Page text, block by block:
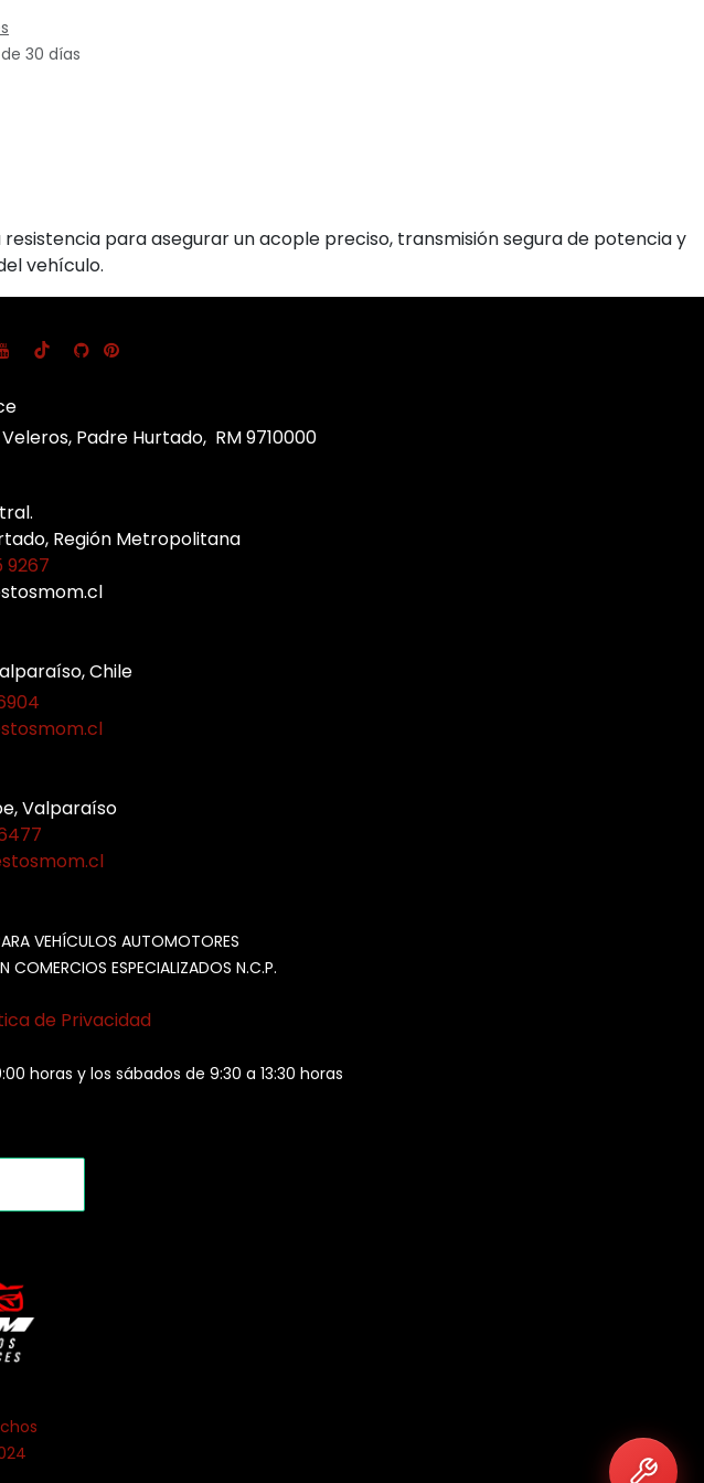
30 días
para asegurar un acople preciso, transmisión segura de potencia y
vehículo.
Padre Hurtado, RM 9710000
Región Metropolitana
9267
Chile
Valparaíso
VEHÍCULOS AUTOMOTORES
COMERCIOS ESPECIALIZADOS N.C.P.
de Privacidad
horas y los sábados de 9:30 a 13:30 horas